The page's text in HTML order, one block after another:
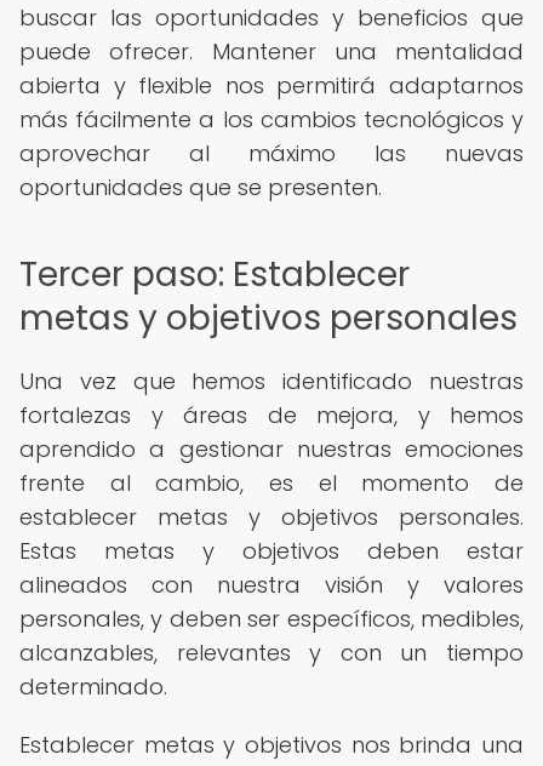
buscar las oportunidades y beneficios que
puede ofrecer. Mantener una mentalidad
abierta y flexible nos permitirá adaptarnos
más fácilmente a los cambios tecnológicos y
aprovechar al máximo las nuevas
oportunidades que se presenten.
Tercer paso: Establecer
metas y objetivos personales
Una vez que hemos identificado nuestras
fortalezas y áreas de mejora, y hemos
aprendido a gestionar nuestras emociones
frente al cambio, es el momento de
establecer metas y objetivos personales.
Estas metas y objetivos deben estar
alineados con nuestra visión y valores
personales, y deben ser específicos, medibles,
alcanzables, relevantes y con un tiempo
determinado.
Establecer metas y objetivos nos brinda una